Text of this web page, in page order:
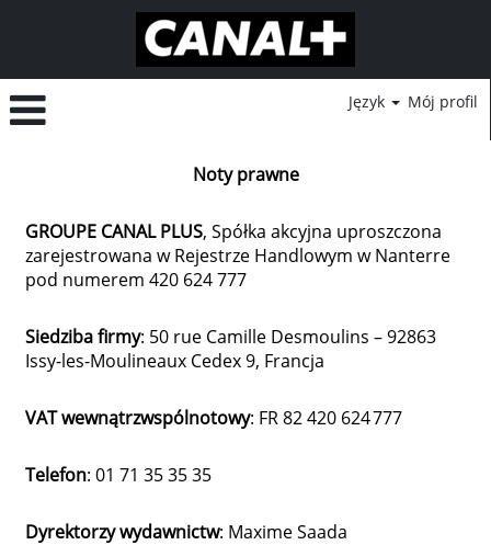
Język Mój profil
Noty prawne
GROUPE CANAL PLUS, Spółka akcyjna uproszczona
zarejestrowana w Rejestrze Handlowym w Nanterre
pod numerem 420 624 777
Siedziba firmy: 50 rue Camille Desmoulins – 92863
Issy-les-Moulineaux Cedex 9, Francja
VAT wewnątrzwspólnotowy: FR 82 420 624 777
Telefon: 01 71 35 35 35
Dyrektorzy wydawnictw: Maxime Saada